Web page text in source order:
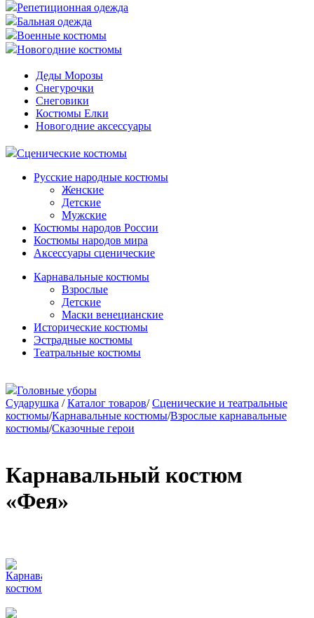
Репетиционная одежда
Бальная одежда
Военные костюмы
Новогодние костюмы
Деды Морозы
Снегурочки
Снеговики
Костюмы Елки
Новогодние аксессуары
Сценические костюмы
Русские народные костюмы
Женские
Детские
Мужские
Костюмы народов России
Костюмы народов мира
Аксессуары сценические
Карнавальные костюмы
Взрослые
Детские
Маски венецианские
Исторические костюмы
Эстрадные костюмы
Театральные костюмы
Головные уборы
Сударушка / Каталог товаров/ Сценические и театральные
костюмы/Карнавальные костюмы/Взрослые карнавальные
костюмы/Сказочные герои
Карнавальный костюм
«Фея»